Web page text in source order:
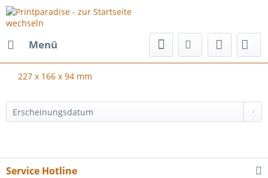
Menü
227 x 166 x 94 mm
Service Hotline